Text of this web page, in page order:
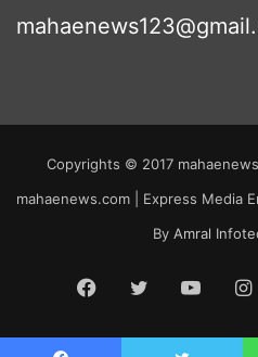
Copyrights © 2017
mahaenews.com | Express Media
By Amral
Facebook
Twitter